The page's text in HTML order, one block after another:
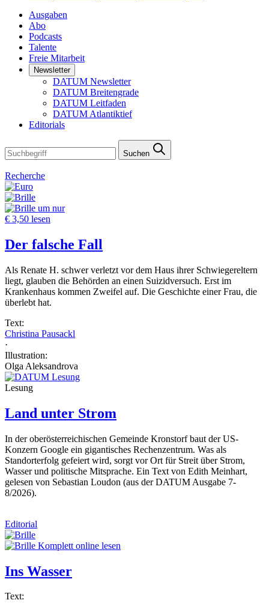
Ausgaben
Abo
Podcasts
Talente
Freie Mitarbeit
Newsletter
DATUM Newsletter
DATUM Breitengrade
DATUM Leitfaden
DATUM Atlantiktief
Editorials
Suchen
Recherche
um nur
€ 3,50 lesen
Der falsche Fall
Als Renate H. schwer verletzt vor dem Haus ihrer Schwiegereltern
liegt, glauben die Behörden an einen Suizidversuch. Erst im
Krankenhaus kommen Zweifel auf. Die Geschichte einer Frau, die
überlebt hat.
Text:
Christina Pausackl
·
Illustration:
Olga Aleksandrova
Lesung
Land unter Strom
In der oberösterreichischen Gemeinde Kronstorf baut der US-
Konzern Google ein gigantisches Rechenzentrum. Was als
Standorterfolg gefeiert wird, sorgt vor Ort für Streit über Strom,
Wasser und politische Mitsprache. Ein Text von Edith Meinhart,
gelesen von Sebastian Loudon (aus der DATUM Ausgabe 7-
8/2026).
Editorial
Komplett online lesen
Ins Wasser
Text: